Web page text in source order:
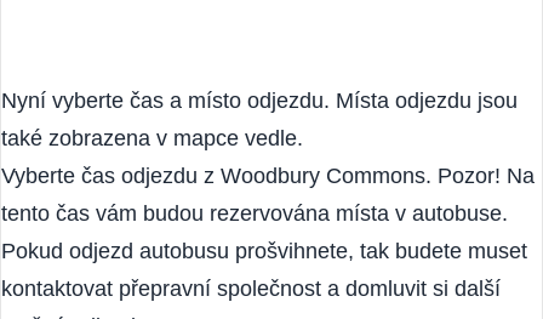
Nyní vyberte čas a místo odjezdu. Místa odjezdu jsou
také zobrazena v mapce vedle.
Vyberte čas odjezdu z Woodbury Commons. Pozor! Na
tento čas vám budou rezervována místa v autobuse.
Pokud odjezd autobusu prošvihnete, tak budete muset